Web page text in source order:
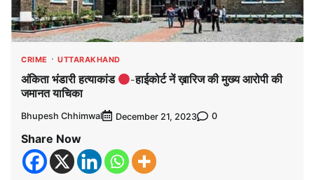
CRIME UTTARAKHAND
अंकिता भंडारी हत्याकांड
-हाईकोर्ट नें ख़ारिज की मुख्य आरोपी की
जमानत याचिका
Bhupesh Chhimwal December 21, 2023 0
Share Now